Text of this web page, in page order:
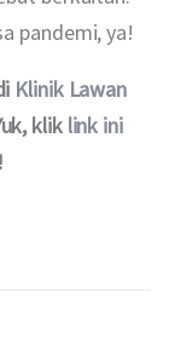
pandemi, ya!
Klinik Lawan
klik link ini